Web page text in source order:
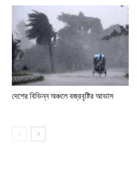
দেশের বিভিন্ন অঞ্চলে বজ্রবৃষ্টির আভাস